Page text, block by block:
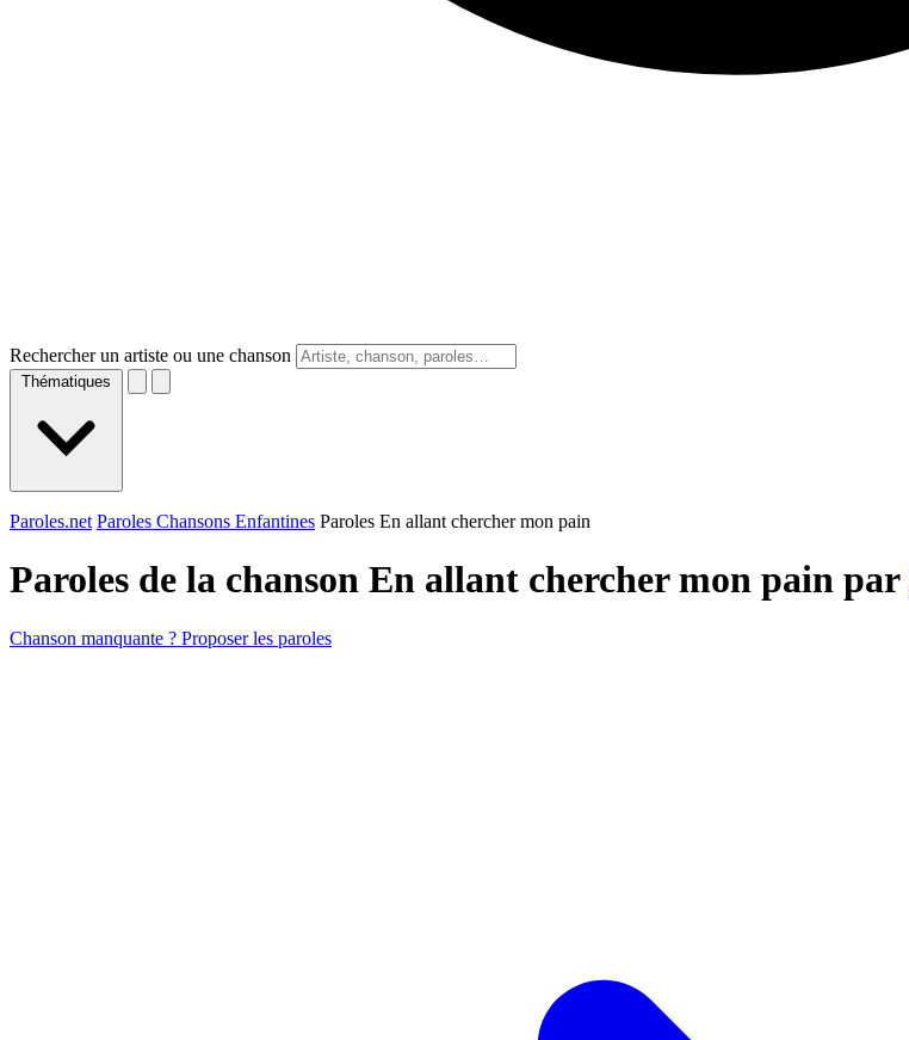
Rechercher un artiste ou une chanson
Thématiques
Paroles.net Paroles Chansons Enfantines Paroles En allant chercher mon pain
Paroles de la chanson En allant chercher mon pain par
Chanson manquante ? Proposer les paroles